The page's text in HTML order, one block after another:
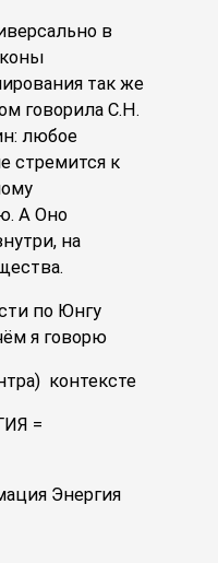
в
так же
говорила С.Н.
любое
стремится к
А Оно
на
по Юнгу
я говорю
контексте
=